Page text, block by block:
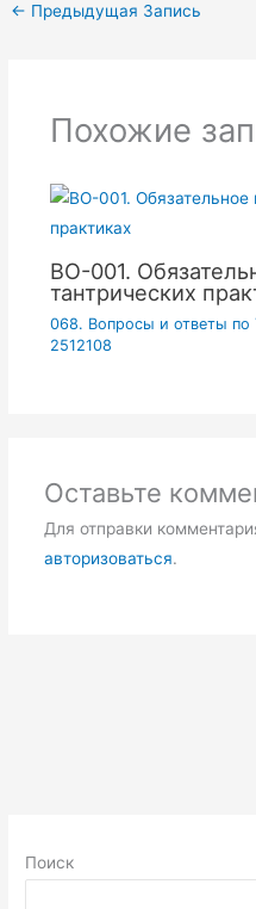
← Предыдущая Запись
Похожие
ВО-001.
тантрических
068. Вопросы и ответы по
2512108
Оставьте
Для отправки
авторизоваться.
Поиск